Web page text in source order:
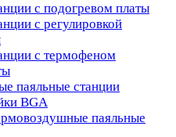
с подогревом платы
с регулировкой
с термофеном
паяльные станции
BGA
паяльные